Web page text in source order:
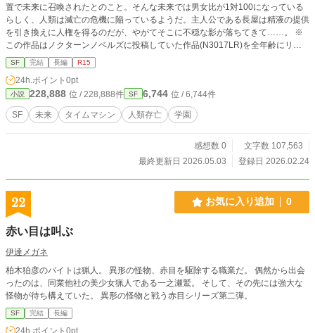
置で未来に召喚されたとのこと。そんな未来では男女比が1対100になっている
らしく、人類は滅亡の危機に陥っているようだ。主人公である長屋は精液の提供
を引き換えに人権を得るのだが、やがてそこに不穏な影が落ちてきて……。 ※
この作品はノクターンノベルズに投稿していた作品(N3017LR)を全年齢にリブ
ートした作品です。
SF 完結 長編 R15
24h.ポイント 0pt
小説 228,888 位 / 228,888件 SF 6,744 位 / 6,744件
SF 未来 タイムマシン 人類存亡 学園
感想数 0
文字数 107,563
最終更新日 2026.05.03
登録日 2026.02.24
22 お気に入り追加 0
赤い目は叫ぶ
伊達メガネ
柏木狛彦のバイトは猟人。 異形の怪物、赤目を駆除する職業だ。 偶然から出会
ったのは、同業他社の美少女猟人である一之瀬鷲。 そして、その先には強大な
怪物が待ち構えていた。 異形の怪物と戦う赤目シリーズ第二弾。
SF 完結 長編
24h.ポイント 0pt